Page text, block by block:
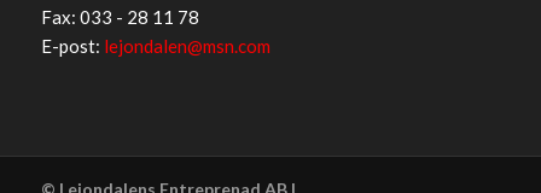
Fax: 033 - 28 11 78
E-post: lejondalen@msn.com
© Lejondalens Entreprenad AB |